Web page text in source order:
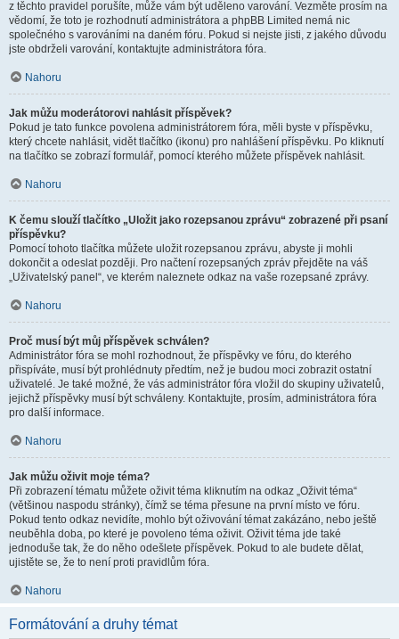
z těchto pravidel porušíte, může vám být uděleno varování. Vezměte prosím na
vědomí, že toto je rozhodnutí administrátora a phpBB Limited nemá nic
společného s varováními na daném fóru. Pokud si nejste jisti, z jakého důvodu
jste obdrželi varování, kontaktujte administrátora fóra.
Nahoru
Jak můžu moderátorovi nahlásit příspěvek?
Pokud je tato funkce povolena administrátorem fóra, měli byste v příspěvku,
který chcete nahlásit, vidět tlačítko (ikonu) pro nahlášení příspěvku. Po kliknutí
na tlačítko se zobrazí formulář, pomocí kterého můžete příspěvek nahlásit.
Nahoru
K čemu slouží tlačítko „Uložit jako rozepsanou zprávu“ zobrazené při psaní
příspěvku?
Pomocí tohoto tlačítka můžete uložit rozepsanou zprávu, abyste ji mohli
dokončit a odeslat později. Pro načtení rozepsaných zpráv přejděte na váš
„Uživatelský panel“, ve kterém naleznete odkaz na vaše rozepsané zprávy.
Nahoru
Proč musí být můj příspěvek schválen?
Administrátor fóra se mohl rozhodnout, že příspěvky ve fóru, do kterého
přispíváte, musí být prohlédnuty předtím, než je budou moci zobrazit ostatní
uživatelé. Je také možné, že vás administrátor fóra vložil do skupiny uživatelů,
jejichž příspěvky musí být schváleny. Kontaktujte, prosím, administrátora fóra
pro další informace.
Nahoru
Jak můžu oživit moje téma?
Při zobrazení tématu můžete oživit téma kliknutím na odkaz „Oživit téma“
(většinou naspodu stránky), čímž se téma přesune na první místo ve fóru.
Pokud tento odkaz nevidíte, mohlo být oživování témat zakázáno, nebo ještě
neuběhla doba, po které je povoleno téma oživit. Oživit téma jde také
jednoduše tak, že do něho odešlete příspěvek. Pokud to ale budete dělat,
ujistěte se, že to není proti pravidlům fóra.
Nahoru
Formátování a druhy témat